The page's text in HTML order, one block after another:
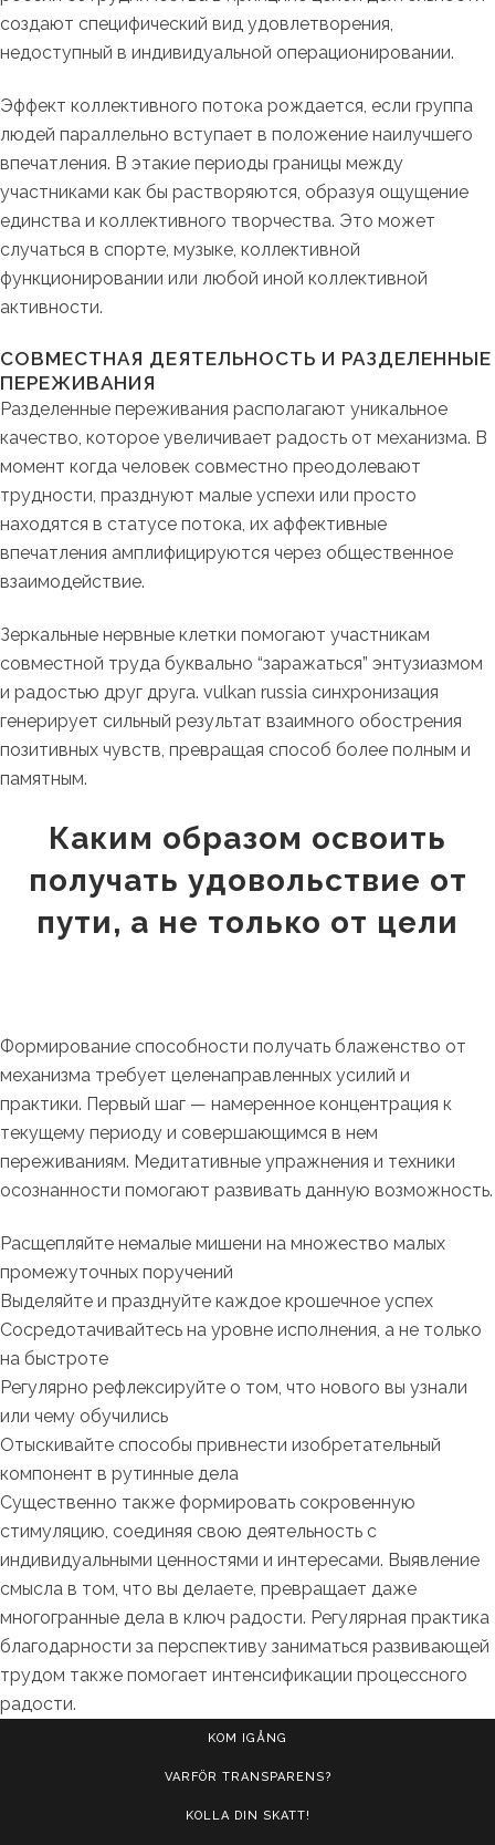
создают специфический вид удовлетворения,
недоступный в индивидуальной операционировании.
Эффект коллективного потока рождается, если группа
людей параллельно вступает в положение наилучшего
впечатления. В этакие периоды границы между
участниками как бы растворяются, образуя ощущение
единства и коллективного творчества. Это может
случаться в спорте, музыке, коллективной
функционировании или любой иной коллективной
активности.
СОВМЕСТНАЯ ДЕЯТЕЛЬНОСТЬ И РАЗДЕЛЕННЫЕ
ПЕРЕЖИВАНИЯ
Разделенные переживания располагают уникальное
качество, которое увеличивает радость от механизма. В
момент когда человек совместно преодолевают
трудности, празднуют малые успехи или просто
находятся в статусе потока, их аффективные
впечатления амплифицируются через общественное
взаимодействие.
Зеркальные нервные клетки помогают участникам
совместной труда буквально “заражаться” энтузиазмом
и радостью друг друга. vulkan russia синхронизация
генерирует сильный результат взаимного обострения
позитивных чувств, превращая способ более полным и
памятным.
Каким образом освоить
получать удовольствие от
пути, а не только от цели
Формирование способности получать блаженство от
механизма требует целенаправленных усилий и
практики. Первый шаг — намеренное концентрация к
текущему периоду и совершающимся в нем
переживаниям. Медитативные упражнения и техники
осознанности помогают развивать данную возможность.
Расщепляйте немалые мишени на множество малых
промежуточных поручений
Выделяйте и празднуйте каждое крошечное успех
Сосредотачивайтесь на уровне исполнения, а не только
на быстроте
Регулярно рефлексируйте о том, что нового вы узнали
или чему обучились
Отыскивайте способы привнести изобретательный
компонент в рутинные дела
Существенно также формировать сокровенную
стимуляцию, соединяя свою деятельность с
индивидуальными ценностями и интересами. Выявление
смысла в том, что вы делаете, превращает даже
многогранные дела в ключ радости. Регулярная практика
благодарности за перспективу заниматься развивающей
трудом также помогает интенсификации процессного
радости.
KOM IGÅNG
VARFÖR TRANSPARENS?
KOLLA DIN SKATT!